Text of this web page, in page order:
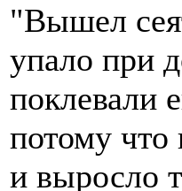
"Вышел
упало при
поклевали
потому
и выросло